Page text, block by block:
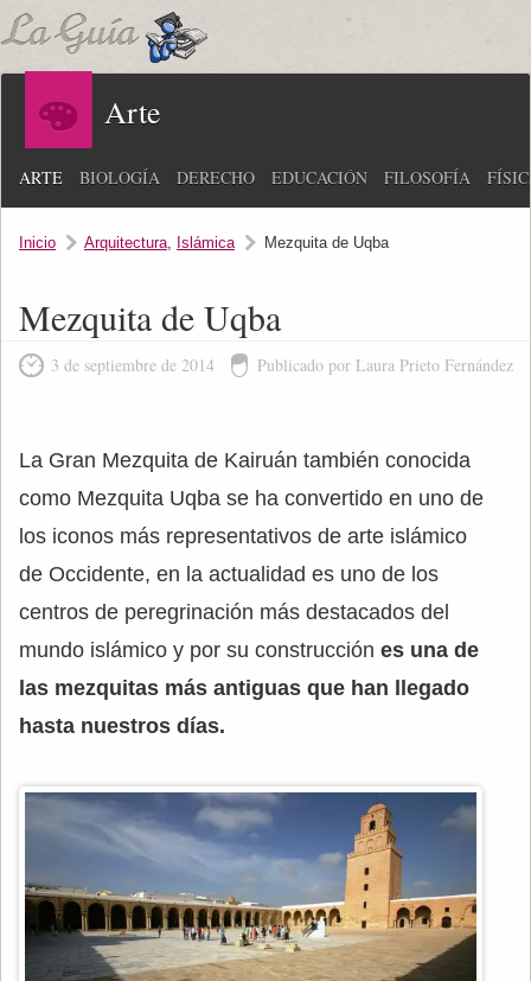
Arte
ARTE BIOLOGÍA DERECHO EDUCACIÓN FILOSOFÍA
Inicio Arquitectura, Islámica Mezquita de Uqba
Mezquita de Uqba
3 de septiembre de 2014 Publicado por Laura Prieto Fernández
La Gran Mezquita de Kairuán también conocida
como Mezquita Uqba se ha convertido en uno de
los iconos más representativos de arte islámico
de Occidente, en la actualidad es uno de los
centros de peregrinación más destacados del
mundo islámico y por su construcción es una de
las mezquitas más antiguas que han llegado
hasta nuestros días.